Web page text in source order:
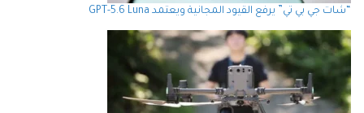
“شات جي بي تي” يرفع القيود المجانية ويعتمد GPT-5.6 Luna